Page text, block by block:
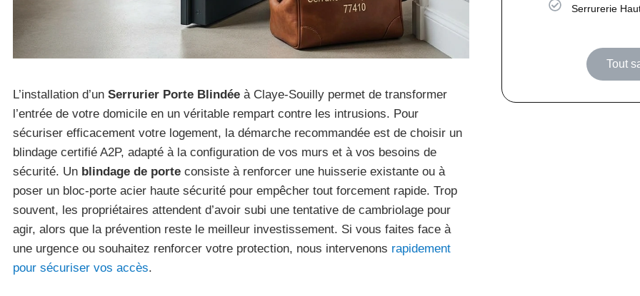
L’installation d’un Serrurier Porte Blindée à Claye-Souilly permet de transformer
l’entrée de votre domicile en un véritable rempart contre les intrusions. Pour
sécuriser efficacement votre logement, la démarche recommandée est de choisir un
blindage certifié A2P, adapté à la configuration de vos murs et à vos besoins de
sécurité. Un blindage de porte consiste à renforcer une huisserie existante ou à
poser un bloc-porte acier haute sécurité pour empêcher tout forcement rapide. Trop
souvent, les propriétaires attendent d’avoir subi une tentative de cambriolage pour
agir, alors que la prévention reste le meilleur investissement. Si vous faites face à
une urgence ou souhaitez renforcer votre protection, nous intervenons rapidement
pour sécuriser vos accès.
Serrurerie
Tout